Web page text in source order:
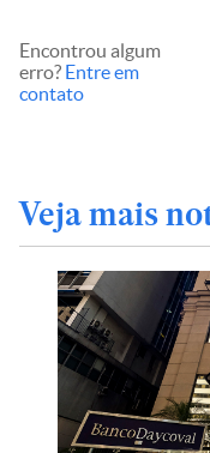
Encontrou algum
erro? Entre em
contato
Veja mais